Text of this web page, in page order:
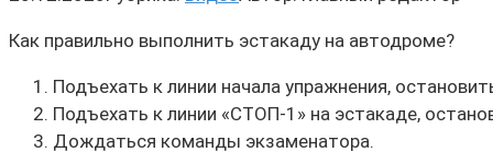
Как правильно выполнить эстакаду на автодроме?
Подъехать к линии начала упражнения,
Подъехать к линии «СТОП-1» на эстакаде,
Дождаться команды экзаменатора.